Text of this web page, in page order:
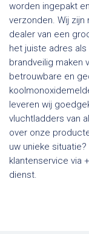
worden ingepakt
verzonden. Wij
dealer van een
het juiste adres
brandveilig maken
betrouwbare en
leveren wij
vluchtladders van
over onze
uw unieke
klantenservice via
dienst.